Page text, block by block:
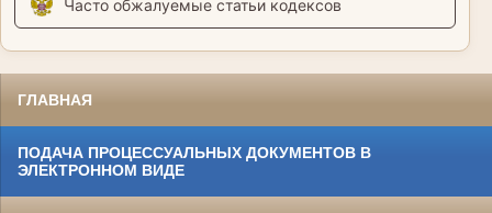
Часто обжалуемые статьи кодексов
ГЛАВНАЯ
ПОДАЧА ПРОЦЕССУАЛЬНЫХ ДОКУМЕНТОВ В
ЭЛЕКТРОННОМ ВИДЕ